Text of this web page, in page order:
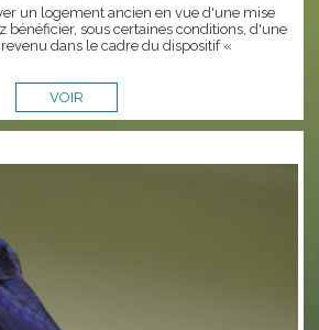
un logement ancien en vue d'une mise
bénéficier, sous certaines conditions, d'une
dans le cadre du dispositif «
VOIR